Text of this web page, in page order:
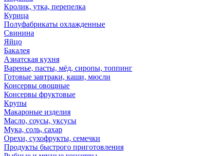
Кролик, утка, перепелка
Курица
Полуфабрикаты охлажденные
Свинина
Яйцо
Бакалея
Азиатская кухня
Варенье, пасты, мёд, сиропы, топпинг
Готовые завтраки, каши, мюсли
Консервы овощные
Консервы фруктовые
Крупы
Макароные изделия
Масло, соусы, уксусы
Мука, соль, сахар
Орехи, сухофрукты, семечки
Продукты быстрого приготовления